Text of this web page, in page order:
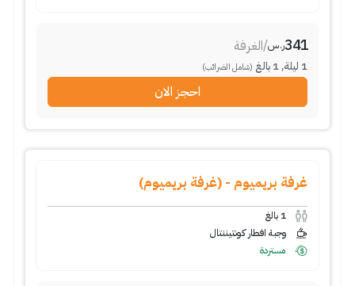
341ر.س/الغرفة
1 ليلة,
1 بالغ (شامل الضرائب)
احجز الان
غرفة بريميوم - (غرفة بريميوم)
1 بالغ
وجبة افطار كونتيننتال
مستردة